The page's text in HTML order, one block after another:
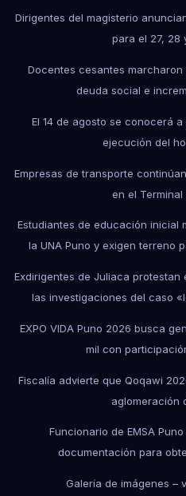
Dirigentes del magisterio
para el 27, 28
Docentes cesantes
deuda social e
El 14 de agosto se conocerá
ejecución del
Empresas de transporte
en el Terminal
Estudiantes de educación inicial
la UNA Puno y exigen terreno
Exdirigentes de Juliaca
las investigaciones del caso
EXPO VIDA Puno 2026 busca
mil con
Fiscalía advierte que Qoqawi
aglomeración
Funcionario de EMSA
documentación para
Galería de imágenes –